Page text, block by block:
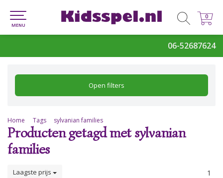
06-52687624
0
0
MENU
Open filters
Home Tags sylvanian families
Producten getagd met sylvanian
families
Laagste prijs 1